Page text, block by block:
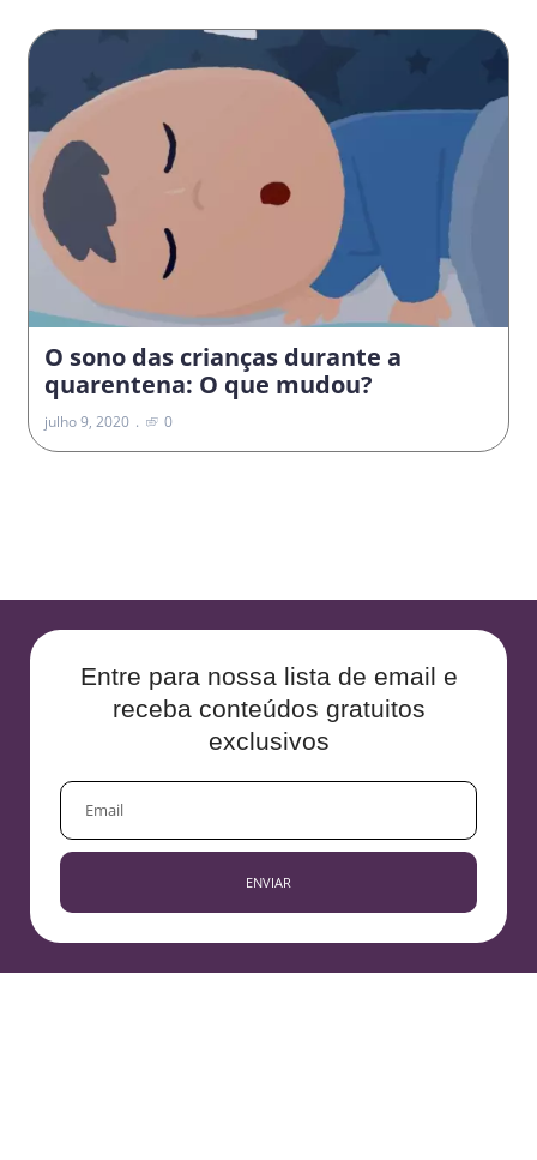
O sono das crianças durante a
quarentena: O que mudou?
julho 9, 2020 0
Entre para nossa lista de email e
receba conteúdos gratuitos
exclusivos
EMAIL
ENVIAR